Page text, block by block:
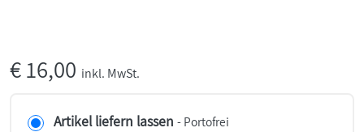
€16,00 inkl. MwSt.
Artikel liefern lassen - Portofrei